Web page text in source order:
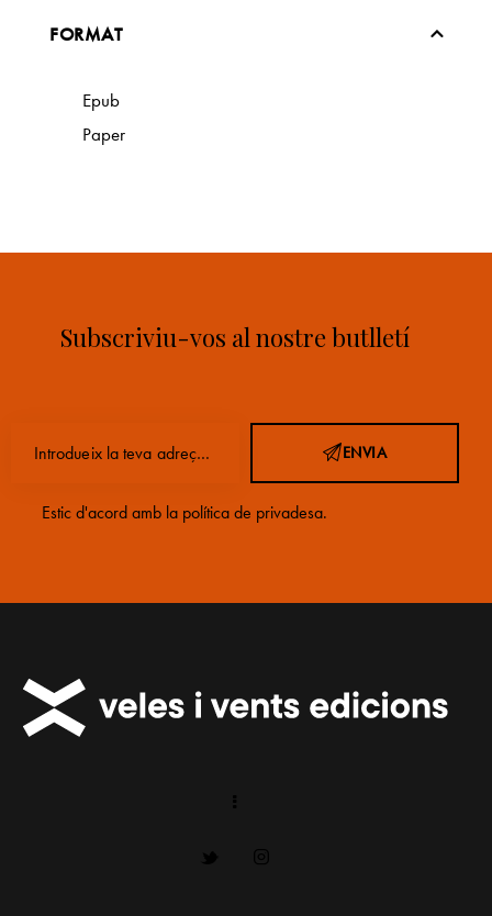
FORMAT
Epub
Paper
Subscriviu-vos al nostre butlletí
ENVIA
Estic d'acord amb la política de privadesa.